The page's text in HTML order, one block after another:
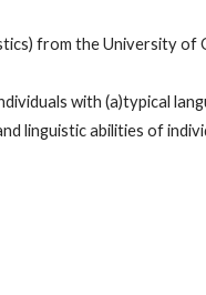
from the University
with (a)typical
linguistic abilities of